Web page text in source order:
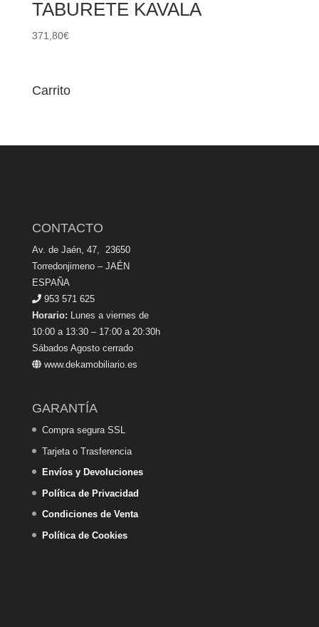
TABURETE KAVALA
371,80€
Carrito
CONTACTO
Av. de Jaén, 47, 23650
Torredonjimeno – JAÉN
ESPAÑA
953 571 625
Horario: Lunes a viernes de
10:00 a 13:30 – 17:00 a 20:30h
Sábados Agosto cerrado
www.dekamobiliario.es
GARANTÍA
Compra segura SSL
Tarjeta o Trasferencia
Envíos y Devoluciones
Política de Privacidad
Condiciones de Venta
Política de Cookies